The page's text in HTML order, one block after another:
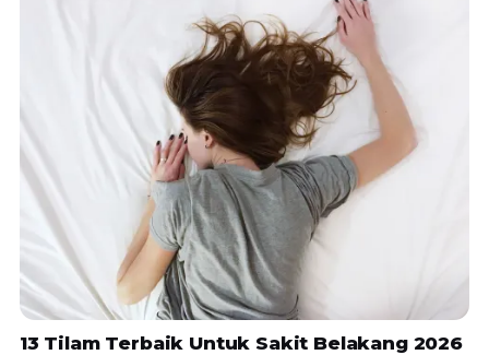
13 Tilam Terbaik Untuk Sakit Belakang 2026